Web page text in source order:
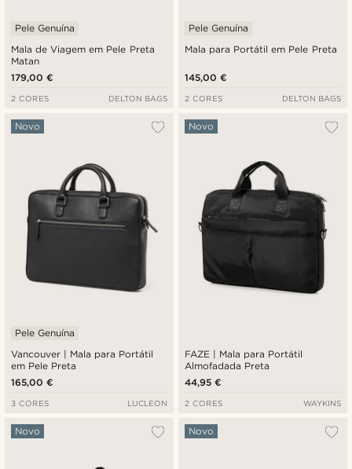
Mala de Viagem em Pele Preta
Matan
Pele Genuína
179,00 €
2 CORES DELTON BAGS
Mala para Portátil em Pele Preta
Pele Genuína
145,00 €
2 CORES DELTON BAGS
Vancouver | Mala para Portátil
em Pele Preta
Novo
Pele Genuína
165,00 €
3 CORES LUCLEON
FAZE | Mala para Portátil
Almofadada Preta
Novo
44,95 €
2 CORES WAYKINS
Novo Novo